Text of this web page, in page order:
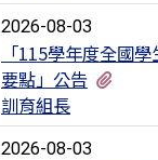
2026-08-03
「115學年度全國
要點」公告
訓育組長
2026-08-03